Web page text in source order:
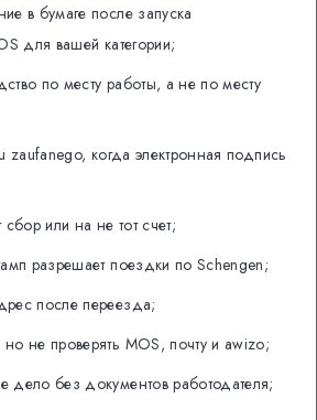
в бумаге после запуска
для вашей категории;
по месту работы, а не по месту
zaufanego, когда электронная подпись
сбор или на не тот счет;
разрешает поездки по Schengen;
после переезда;
не проверять MOS, почту и awizo;
дело без документов работодателя;